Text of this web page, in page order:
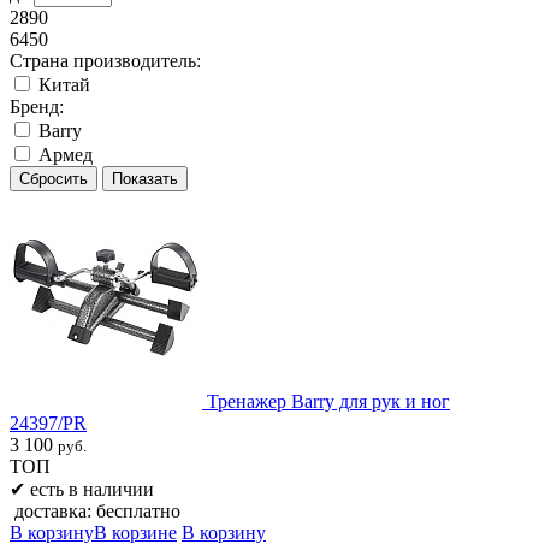
2890
6450
Страна производитель:
Китай
Бренд:
Barry
Армед
Тренажер Barry для рук и ног
24397/PR
3 100 руб.
ТОП
✔ есть в наличии
доставка: бесплатно
В корзинуВ корзине В корзину